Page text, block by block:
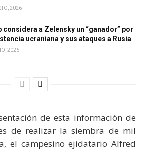
2026
considera a Zelensky un “ganador” por
ucraniana y sus ataques a Rusia
2026
de esta información de
de realizar la siembra de mil
el campesino ejidatario Alfred